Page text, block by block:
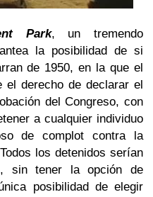
Park, un tremendo
la posibilidad de si
de 1950, en la que el
el derecho de declarar el
del Congreso, con
a cualquier individuo
de complot contra la
los detenidos serían
sin tener la opción de
posibilidad de elegir